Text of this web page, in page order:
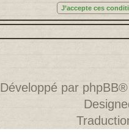
Développé par phpBB®